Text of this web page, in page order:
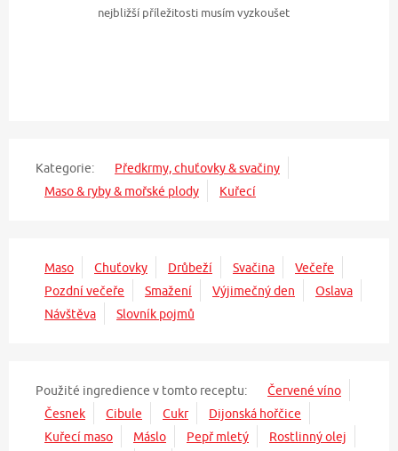
nejbližší příležitosti musím vyzkoušet
Kategorie:
Předkrmy, chuťovky & svačiny
Maso & ryby & mořské plody
Kuřecí
Maso Chuťovky Drůbeží Svačina
Večeře
Pozdní večeře
Smažení Výjimečný den
Oslava
Návštěva
Slovník pojmů
Použité ingredience v tomto receptu:
Červené víno
Česnek
Cibule Cukr
Dijonská hořčice
Kuřecí maso
Máslo Pepř mletý
Rostlinný olej